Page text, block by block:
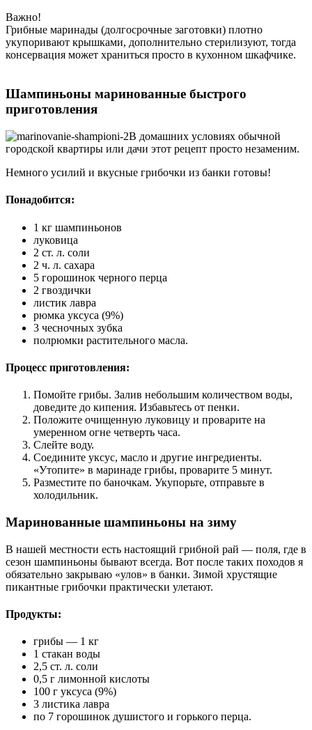
Важно!
Грибные маринады (долгосрочные заготовки) плотно
укупоривают крышками, дополнительно стерилизуют, тогда
консервация может храниться просто в кухонном шкафчике.
Шампиньоны маринованные быстрого
приготовления
В домашних условиях обычной
городской квартиры или дачи этот рецепт просто незаменим.
Немного усилий и вкусные грибочки из банки готовы!
Понадобится:
1 кг шампиньонов
луковица
2 ст. л. соли
2 ч. л. сахара
5 горошинок черного перца
2 гвоздички
листик лавра
рюмка уксуса (9%)
3 чесночных зубка
полрюмки растительного масла.
Процесс приготовления:
Помойте грибы. Залив небольшим количеством воды,
доведите до кипения. Избавьтесь от пенки.
Положите очищенную луковицу и проварите на
умеренном огне четверть часа.
Слейте воду.
Соедините уксус, масло и другие ингредиенты.
«Утопите» в маринаде грибы, проварите 5 минут.
Разместите по баночкам. Укупорьте, отправьте в
холодильник.
Маринованные шампиньоны на зиму
В нашей местности есть настоящий грибной рай — поля, где в
сезон шампиньоны бывают всегда. Вот после таких походов я
обязательно закрываю «улов» в банки. Зимой хрустящие
пикантные грибочки практически улетают.
Продукты:
грибы — 1 кг
1 стакан воды
2,5 ст. л. соли
0,5 г лимонной кислоты
100 г уксуса (9%)
3 листика лавра
по 7 горошинок душистого и горького перца.